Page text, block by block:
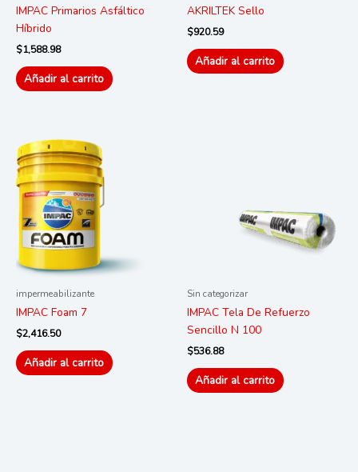
IMPAC Primarios Asfáltico
Híbrido
$1,588.98
Añadir al carrito
AKRILTEK Sello
$920.59
Añadir al carrito
impermeabilizante
IMPAC Foam 7
$2,416.50
Añadir al carrito
Sin categorizar
IMPAC Tela De Refuerzo
Sencillo N 100
$536.88
Añadir al carrito